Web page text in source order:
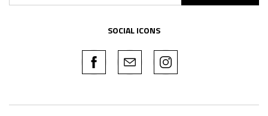
SOCIAL ICONS